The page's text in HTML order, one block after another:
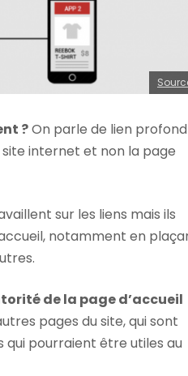
?On parle de lien profond
site internet et non la page
sur les liens mais ils
notamment en
de la page d’accueil
pages du site, qui sont
pourraient être utiles au